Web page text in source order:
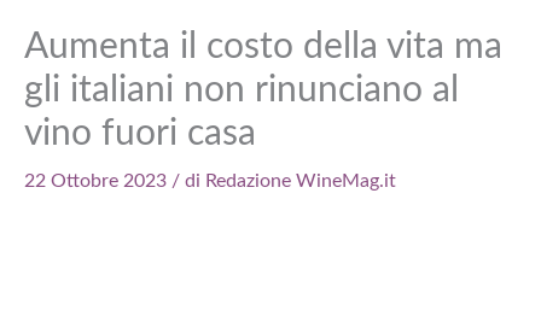
Aumenta il costo della vita ma
gli italiani non rinunciano al
vino fuori casa
22 Ottobre 2023 / di Redazione WineMag.it